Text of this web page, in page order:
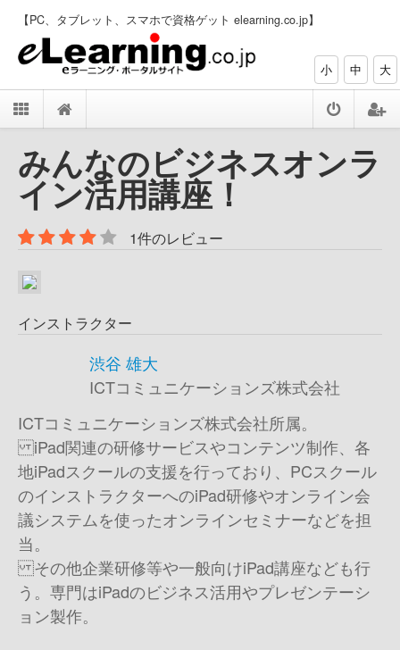
【PC、タブレット、スマホで資格ゲット elearning.co.jp】
小 中 大
みんなのビジネスオンラ
イン活用講座！
1件のレビュー
インストラクター
渋谷 雄大
ICTコミュニケーションズ株式会社
ICTコミュニケーションズ株式会社所属。
iPad関連の研修サービスやコンテンツ制作、各
地iPadスクールの支援を行っており、 PCスクール
のインストラクターへのiPad研修やオンライン会
議システムを使ったオンラインセミナーなどを担
当。
その他企業研修等や一般向けiPad講座なども行
う。専門はiPadのビジネス活用やプレゼンテーシ
ョン製作。